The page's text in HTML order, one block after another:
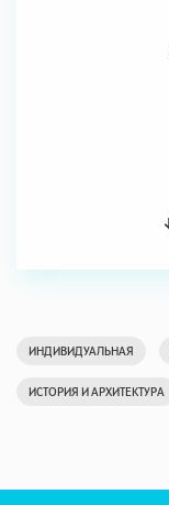
ИНДИВИДУАЛЬНАЯ
ИСТОРИЯ И АРХИТЕКТУРА